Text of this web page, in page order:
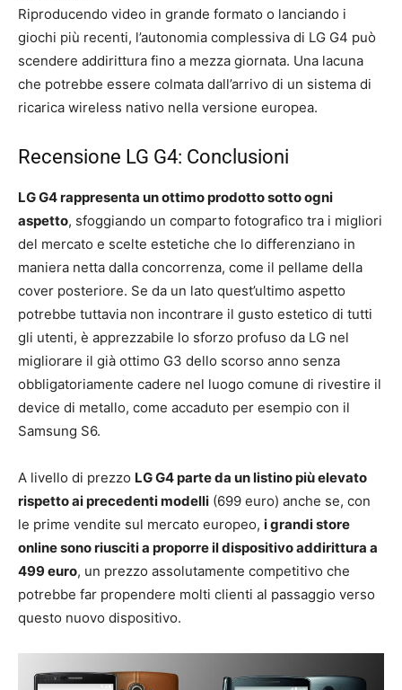
Riproducendo video in grande formato o lanciando i
giochi più recenti, l’autonomia complessiva di LG G4 può
scendere addirittura fino a mezza giornata. Una lacuna
che potrebbe essere colmata dall’arrivo di un sistema di
ricarica wireless nativo nella versione europea.
Recensione LG G4: Conclusioni
LG G4 rappresenta un ottimo prodotto sotto ogni
aspetto, sfoggiando un comparto fotografico tra i migliori
del mercato e scelte estetiche che lo differenziano in
maniera netta dalla concorrenza, come il pellame della
cover posteriore. Se da un lato quest’ultimo aspetto
potrebbe tuttavia non incontrare il gusto estetico di tutti
gli utenti, è apprezzabile lo sforzo profuso da LG nel
migliorare il già ottimo G3 dello scorso anno senza
obbligatoriamente cadere nel luogo comune di rivestire il
device di metallo, come accaduto per esempio con il
Samsung S6.
A livello di prezzo LG G4 parte da un listino più elevato
rispetto ai precedenti modelli (699 euro) anche se, con
le prime vendite sul mercato europeo, i grandi store
online sono riusciti a proporre il dispositivo addirittura a
499 euro, un prezzo assolutamente competitivo che
potrebbe far propendere molti clienti al passaggio verso
questo nuovo dispositivo.